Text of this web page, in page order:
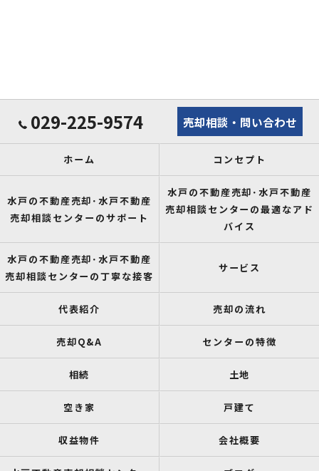
029-225-9574 売却相談・問い合わせ
ホーム コンセプト
水戸の不動産売却･水戸不動産
売却相談センターのサポート
水戸の不動産売却･水戸不動産
売却相談センターの最適なアド
バイス
水戸の不動産売却･水戸不動産
売却相談センターの丁寧な接客
サービス
代表紹介 売却の流れ
売却Q&A センターの特徴
相続 土地
空き家 戸建て
収益物件 会社概要